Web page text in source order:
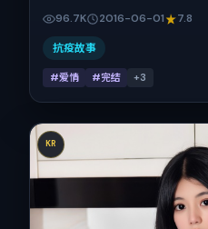
背景为中国香港。上映时间
2016-06-01），全片144分钟
96.7K 2016-06-01 7.8
抗疫故事
#爱情 #完结 +3
KR